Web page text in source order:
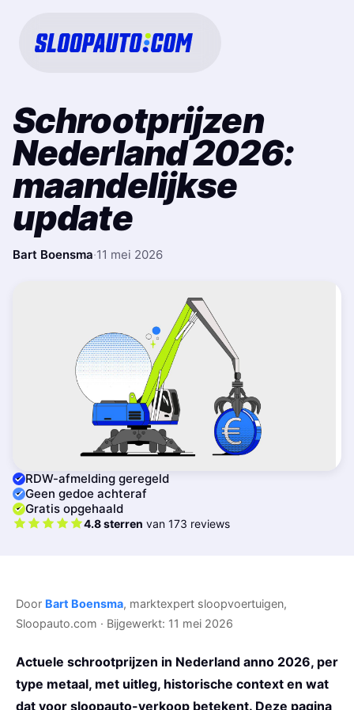
Schrootprijzen
Nederland 2026:
maandelijkse
update
Bart Boensma·11 mei 2026
RDW-afmelding geregeld
Geen gedoe achteraf
Gratis opgehaald
4.8 sterren van 173 reviews
Door Bart Boensma, marktexpert sloopvoertuigen,
Sloopauto.com · Bijgewerkt: 11 mei 2026
Actuele schrootprijzen in Nederland anno 2026, per
type metaal, met uitleg, historische context en wat
dat voor sloopauto-verkoop betekent. Deze pagina